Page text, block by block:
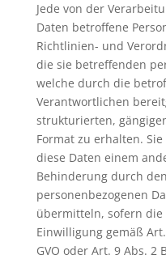
Jede von der
Daten betroffene
Richtlinien- und
die sie betreffenden
welche durch die
Verantwortlichen
strukturierten,
Format zu erhalten.
diese Daten einem
Behinderung durch
personenbezogenen
übermitteln, sofern
Einwilligung gemäß
GVO oder Art. 9 Abs. 2